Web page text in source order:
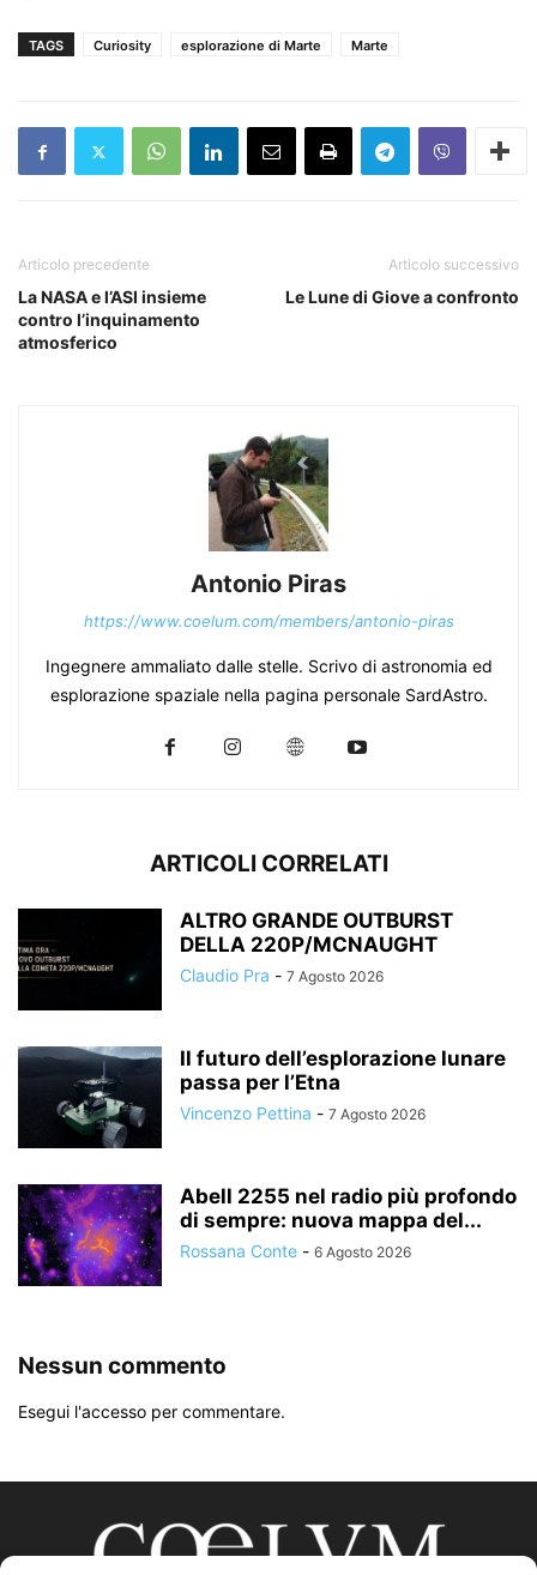
TAGS Curiosity esplorazione di Marte Marte
Articolo precedente
La NASA e l’ASI insieme
contro l’inquinamento
atmosferico
Articolo successivo
Le Lune di Giove a confronto
Antonio Piras
https://www.coelum.com/members/antonio-piras
Ingegnere ammaliato dalle stelle. Scrivo di astronomia ed
esplorazione spaziale nella pagina personale SardAstro.
ARTICOLI CORRELATI
ALTRO GRANDE OUTBURST
DELLA 220P/MCNAUGHT
Claudio Pra - 7 Agosto 2026
Il futuro dell’esplorazione lunare
passa per l’Etna
Vincenzo Pettina - 7 Agosto 2026
Abell 2255 nel radio più profondo
di sempre: nuova mappa del...
Rossana Conte - 6 Agosto 2026
Nessun commento
Esegui l'accesso per commentare.